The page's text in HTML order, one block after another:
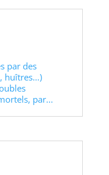
par des
huîtres…)
par...